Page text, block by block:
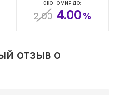
ЭКОНОМИЯ ДО:
2.00 4.00%
отзыв о